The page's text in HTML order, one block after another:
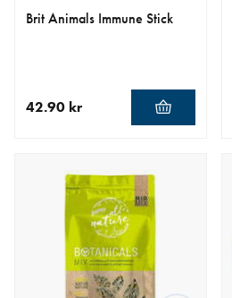
Brit Animals Immune Stick
42.90 kr